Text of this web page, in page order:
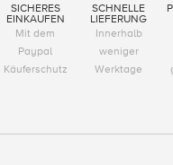
SICHERES
EINKAUFEN
Mit dem
Paypal
Käuferschutz
SCHNELLE
LIEFERUNG
Innerhalb
weniger
Werktage